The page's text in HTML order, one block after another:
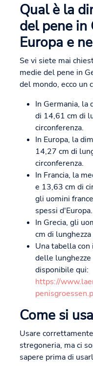
Qual è la
del pene in
Europa e
Se vi siete mai
medie del pene in
del mondo, ecco un
In Germania, la
di 14,61 cm di
circonferenza.
In Europa, la
14,27 cm di
circonferenza.
In Francia, la
e 13,63 cm di
gli uomini
spessi d'Europa.
In Grecia, gli
cm di
Una tabella
delle
disponibile qui:
https://
Come si
Usare
stregoneria, ma ci
sapere prima di